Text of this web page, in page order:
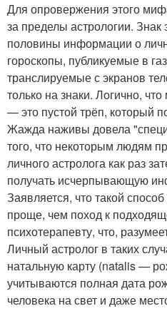
Для опровержения этого
за пределы астрологии.
половины информации о
гороскопы, публикуемые в
транслируемые с экранов
только на знаки. Логично,
— это пустой трёп, который
Жажда наживы довела
того, что некоторым людям
личного астролога как раз
получать исчерпывающую
Заявляется, что такой
проще, чем поход к
психотерапевту, что,
Личный астролог в таких
натальную карту (natalis —
учитываются полная дата
человека на свет и даже